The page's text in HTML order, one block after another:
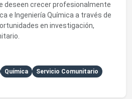
deseen crecer profesionalmente
e Ingeniería Química a través de
en investigación,
Química
Servicio Comunitario